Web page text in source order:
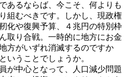
あるならば、今こそ、何よりも
組むべきです。しかし、現政権
化や復興予算、４兆円の特別枠
取り合戦。一時的に地方にお金
方がいずれ消滅するのですか
いうことでしょうか。
が中心となって、人口減少問題